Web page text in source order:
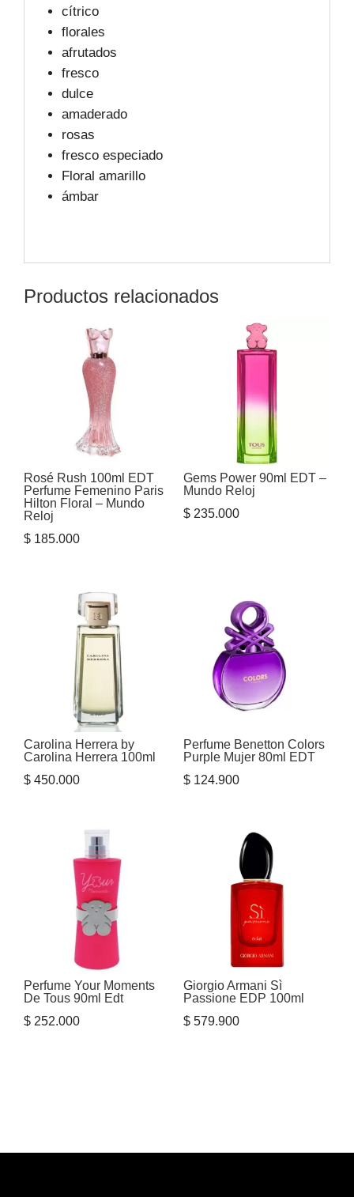
cítrico
florales
afrutados
fresco
dulce
amaderado
rosas
fresco especiado
Floral amarillo
ámbar
Productos relacionados
Rosé Rush 100ml EDT
Perfume Femenino Paris
Hilton Floral – Mundo
Reloj
$ 185.000
Gems Power 90ml EDT –
Mundo Reloj
$235.000
Carolina Herrera by
Carolina Herrera 100ml
$ 450.000
Perfume Benetton Colors
Purple Mujer 80ml EDT
$124.900
Perfume Your Moments
De Tous 90ml Edt
$ 252.000
Giorgio Armani Sì
Passione EDP 100ml
$579.900